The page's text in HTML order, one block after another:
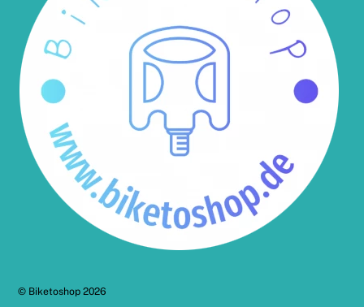
© Biketoshop 2026